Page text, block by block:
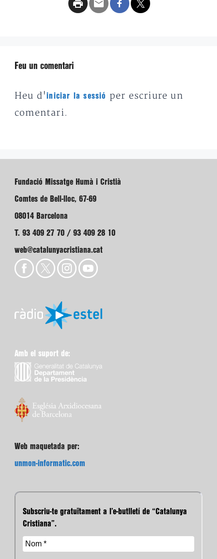
Feu un comentari
Heu d'iniciar la sessió
per escriure un
comentari.
Fundació Missatge Humà i Cristià
Comtes de Bell-lloc, 67-69
08014 Barcelona
T. 93 409 27 70 / 93 409 28 10
web@catalunyacristiana.cat
Amb el suport de:
Web maquetada per:
unmon-informatic.com
Subscriu-te gratuïtament a l’e-butlletí de “Catalunya
Cristiana”.